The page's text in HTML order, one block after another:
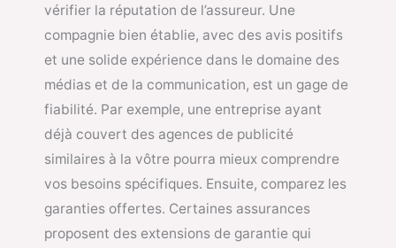
vérifier la réputation de l’assureur. Une
compagnie bien établie, avec des avis positifs
et une solide expérience dans le domaine des
médias et de la communication, est un gage de
fiabilité. Par exemple, une entreprise ayant
déjà couvert des agences de publicité
similaires à la vôtre pourra mieux comprendre
vos besoins spécifiques. Ensuite, comparez les
garanties offertes. Certaines assurances
proposent des extensions de garantie qui